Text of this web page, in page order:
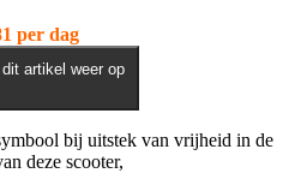
per dag
artikel weer op
bij uitstek van vrijheid in de
deze scooter,